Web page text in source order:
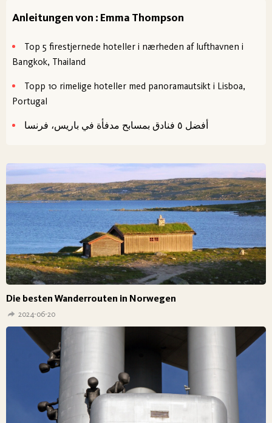
Anleitungen von : Emma Thompson
Top 5 firestjernede hoteller i nærheden af lufthavnen i
Bangkok, Thailand
Topp 10 rimelige hoteller med panoramautsikt i Lisboa,
Portugal
أفضل ٥ فنادق بمسابح مدفأة في باريس، فرنسا
Die besten Wanderrouten in Norwegen
2024-06-20